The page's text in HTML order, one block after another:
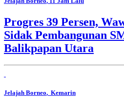
Progres 39 Persen,
Sidak Pembangunan
Balikpapan Utara
Jelajah Borneo, Kemarin